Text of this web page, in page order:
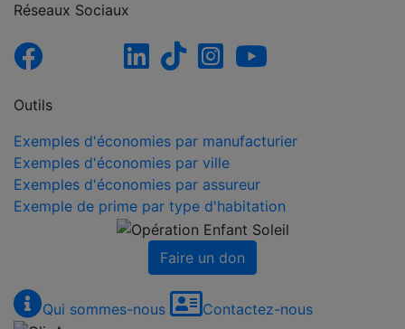
Réseaux Sociaux
Outils
Exemples d'économies par manufacturier
Exemples d'économies par ville
Exemples d'économies par assureur
Exemple de prime par type d'habitation
Faire un don
Qui sommes-nous Contactez-nous